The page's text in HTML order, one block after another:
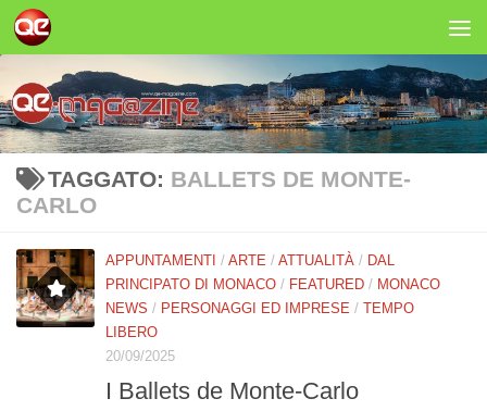
Salta al contenuto
TAGGATO: BALLETS DE MONTE-
CARLO
APPUNTAMENTI / ARTE / ATTUALITÀ / DAL
PRINCIPATO DI MONACO / FEATURED / MONACO
NEWS / PERSONAGGI ED IMPRESE / TEMPO
LIBERO
20/09/2025
I Ballets de Monte-Carlo